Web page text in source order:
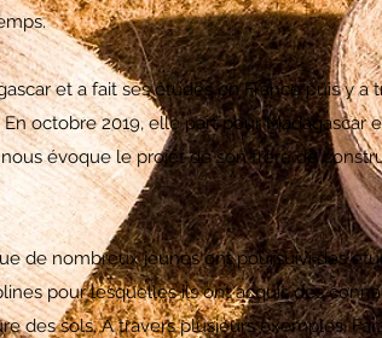
et a fait ses études en France puis y
En octobre 2019, elle part pour
évoque le projet de son frère de
de nombreux jeunes ont poursuivi des
pour lesquelles ils ont acquis des
des sols. A travers plusieurs exemples,